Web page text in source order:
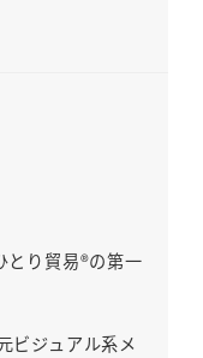
り貿易®の第一
ビジュアル系メ